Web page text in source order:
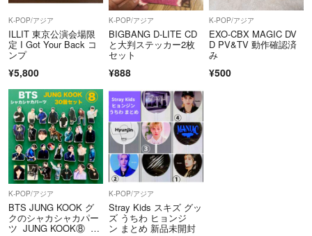
K-POP/アジア
ILLIT 東京公演会場限
定 I Got Your Back コ
ンプ
¥5,800
K-POP/アジア
BIGBANG D-LITE CD
と大判ステッカー2枚
セット
¥888
K-POP/アジア
EXO-CBX MAGIC DV
D PV&TV 動作確認済
み
¥500
K-POP/アジア
BTS JUNG KOOK グ
クのシャカシャカパー
ツ JUNG KOOK⑧ 30
K-POP/アジア
Stray Kids スキズ グッ
ズ うちわ ヒョンジ
ン まとめ 新品未開封